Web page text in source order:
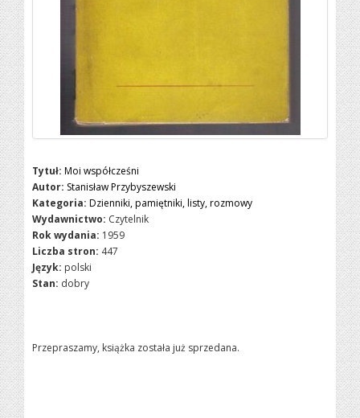
Tytuł: Moi współcześni
Autor: Stanisław Przybyszewski
Kategoria: Dzienniki, pamiętniki, listy, rozmowy
Wydawnictwo: Czytelnik
Rok wydania: 1959
Liczba stron: 447
Język: polski
Stan: dobry
Przepraszamy, książka została już sprzedana.